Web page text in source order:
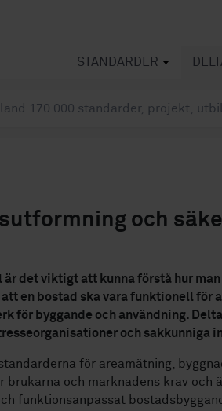
STANDARDER
och
det viktigt att kunna förstå hur
en bostad ska vara funktionell för
för byggande och användning.
och sakkunniga
för areamätning,
och marknadens krav och
funktionsanpassat